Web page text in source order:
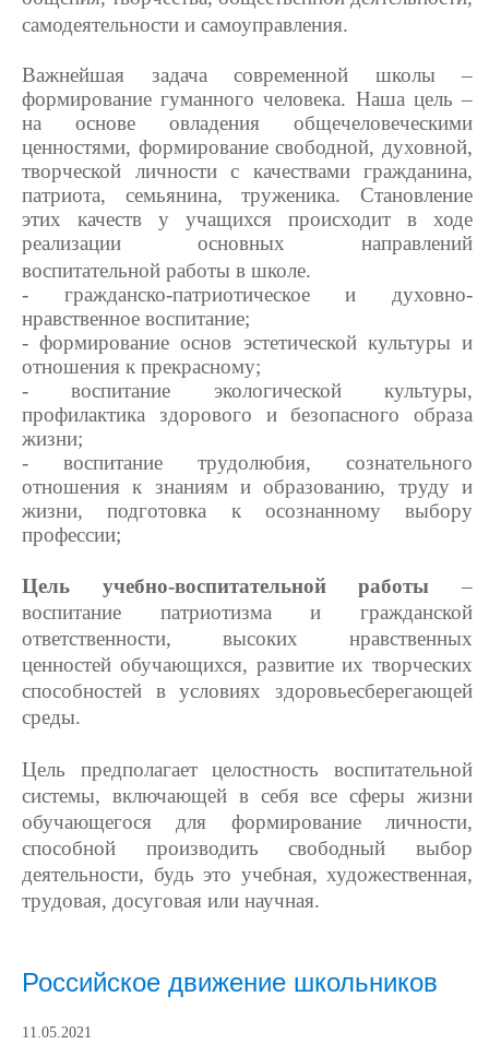
самодеятельности и самоуправления.
Важнейшая задача современной школы –
формирование гуманного человека. Наша цель –
на основе овладения общечеловеческими
ценностями, формирование свободной, духовной,
творческой личности с качествами гражданина,
патриота, семьянина, труженика. Становление
этих качеств у учащихся происходит в ходе
реализации основных направлений
воспитательной работы в школе.
- гражданско-патриотическое и духовно-
нравственное воспитание;
- формирование основ эстетической культуры и
отношения к прекрасному;
- воспитание экологической культуры,
профилактика здорового и безопасного образа
жизни;
- воспитание трудолюбия, сознательного
отношения к знаниям и образованию, труду и
жизни, подготовка к осознанному выбору
профессии;
Цель учебно-воспитательной работы –
воспитание патриотизма и гражданской
ответственности, высоких нравственных
ценностей обучающихся, развитие их творческих
способностей в условиях здоровьесберегающей
среды.
Цель предполагает целостность воспитательной
системы, включающей в себя все сферы жизни
обучающегося для формирование личности,
способной производить свободный выбор
деятельности, будь это учебная, художественная,
трудовая, досуговая или научная.
Российское движение школьников
11.05.2021